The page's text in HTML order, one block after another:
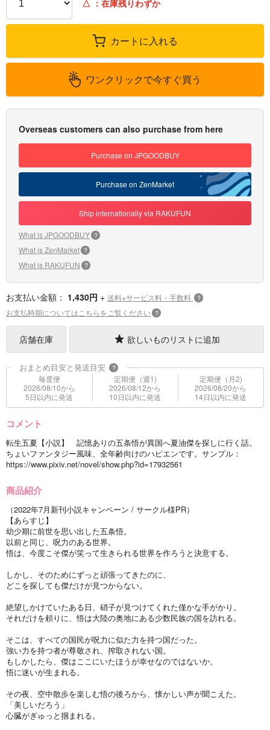
△ ：在庫残りわずか
カートに入れる
ワンクリックで今すぐ買う
Overseas customers can also purchase from here
Purchase on JPGOODBUY
Purchase on ZenMarket
Ship internationally via RAKUFUN
What is JPGOODBUY ?
What is ZenMarket ?
What is RAKUFUN ?
お支払い金額： 1,430円 + 送料+サービス料・手数料 ?
お支払時期についてはこちらをご覧ください ?
店舗在庫 欲しいものリストに追加
おまとめ目安と発送目安 ?
毎度便
2026/08/10から
5日以内に発送
定期便（週1)
2026/08/12から
10日以内に発送
定期便（月2)
2026/08/20から
14日以内に発送
コメント
転生五夏【小説】 記憶ありの五条悟が異国へ夏油傑を探しに行く話。
ちょいファンタジー風味、全年齢向けのハピエンです。サンプル：
https://www.pixiv.net/novel/show.php?id=17932561
商品紹介
（2022年7月新刊小説キャンペーン / サークル様PR）
【あらすじ】
幼少期に前世を思い出した五条悟。
以前と同じ、呪力のある世界。
悟は、今度こそ傑が笑って生きられる世界を作ろうと決意する。
しかし、そのためにずっと頑張ってきたのに、
どこを探しても傑だけが見つからない。
絶望しかけていたある日、硝子が見つけてくれた僅かな手がかり。
それだけを頼りに、悟は大陸の奥地にある少数民族の国を訪れる。
そこは、すべての国民が呪力に似た力を持つ国だった。
強い力を持つ者が尊敬され、搾取されない国。
もしかしたら、傑はここにいたほうが幸せなのではないか。
悟に迷いが生まれる。
その夜、空中散歩を楽しむ悟の後ろから、懐かしい声が聞こえた。
「美しいだろう」
心臓がぎゅっと掴まれる。